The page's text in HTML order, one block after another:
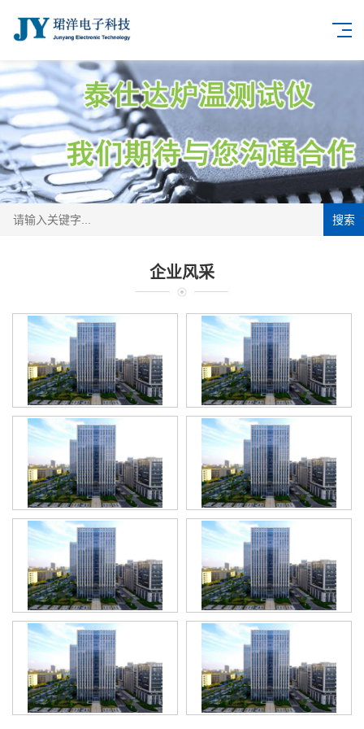
搜索
企业风采